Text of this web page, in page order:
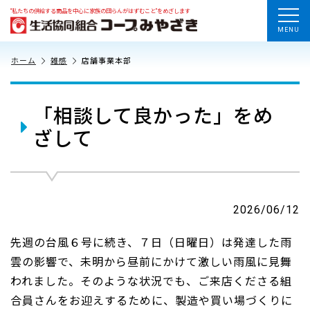
“私たちの供給する商品を中心に家族の団らんがはずむこと”をめざします
MENU
ホーム 雑感 店舗事業本部
「相談して良かった」をめ
ざして
2026/06/12
先週の台風６号に続き、７日（日曜日）は発達した雨
雲の影響で、未明から昼前にかけて激しい雨風に見舞
われました。そのような状況でも、ご来店くださる組
合員さんをお迎えするために、製造や買い場づくりに